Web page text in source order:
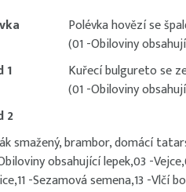
Polévka hovězí se
(01 -Obiloviny
1
Kuřecí bulgureto se
(01 -Obiloviny
2
smažený, brambor, domácí
obsahující lepek,03 -
-Sezamová semena,13 -Vlčí